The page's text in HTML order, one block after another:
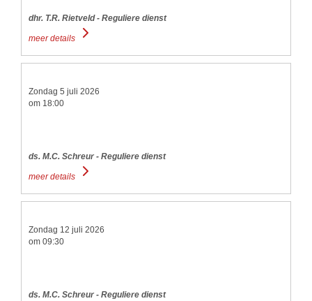
dhr. T.R. Rietveld - Reguliere dienst
meer details
Zondag 5 juli 2026
om 18:00
ds. M.C. Schreur - Reguliere dienst
meer details
Zondag 12 juli 2026
om 09:30
ds. M.C. Schreur - Reguliere dienst